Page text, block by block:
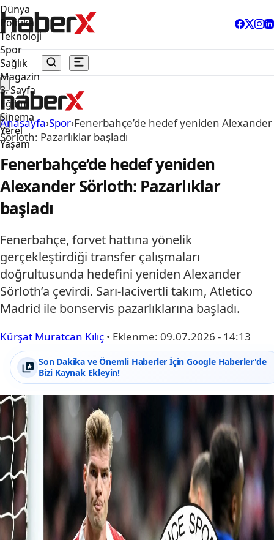
Dünya
Politika
Teknoloji
Spor
Sağlık
Magazin
3. Sayfa
Eğitim
Sinema
Yerel
Yaşam
Anasayfa›Spor›Fenerbahçe’de hedef yeniden Alexander
Sörloth: Pazarlıklar başladı
Fenerbahçe’de hedef yeniden
Alexander Sörloth: Pazarlıklar
başladı
Fenerbahçe, forvet hattına yönelik
gerçekleştirdiği transfer çalışmaları
doğrultusunda hedefini yeniden Alexander
Sörloth’a çevirdi. Sarı-lacivertli takım, Atletico
Madrid ile bonservis pazarlıklarına başladı.
Kürşat Muratcan Kılıç • Eklenme: 09.07.2026 - 14:13
Son Dakika ve Önemli Haberler İçin Google Haberler'de
Bizi Kaynak Ekleyin!